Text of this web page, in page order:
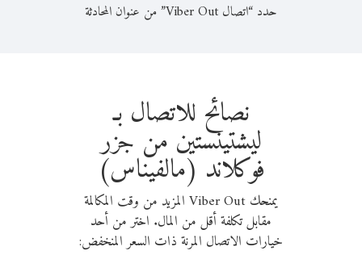
حدد “اتصال Viber Out” من عنوان المحادثة
نصائح للاتصال بـ
ليشتينستين من جزر
فوكلاند (مالفيناس)
يمنحك Viber Out المزيد من وقت المكالمة
مقابل تكلفة أقل من المال. اختر من أحد
خيارات الاتصال المرنة ذات السعر المنخفض: